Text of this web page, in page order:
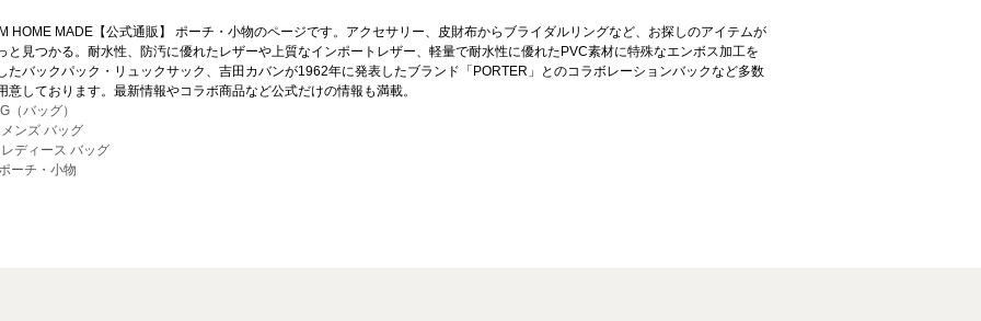
HOME MADE【公式通販】 ポーチ・小物のページです。アクセサリー、皮財布からブライダルリングなど、お探しのアイテムが
と見つかる。耐水性、防汚に優れたレザーや上質なインポートレザー、軽量で耐水性に優れたPVC素材に特殊なエンボス加工を
たバックパック・リュックサック、吉田カバンが1962年に発表したブランド「PORTER」とのコラボレーションバックなど多数
意しております。最新情報やコラボ商品など公式だけの情報も満載。
（バッグ）
ンズ バッグ
ディース バッグ
ーチ・小物